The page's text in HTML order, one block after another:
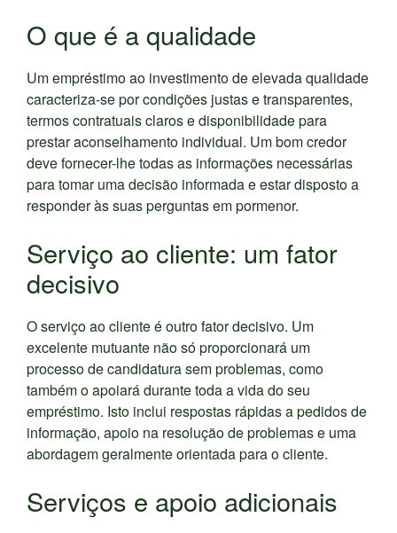
O que é a qualidade
Um empréstimo ao investimento de elevada qualidade
caracteriza-se por condições justas e transparentes,
termos contratuais claros e disponibilidade para
prestar aconselhamento individual. Um bom credor
deve fornecer-lhe todas as informações necessárias
para tomar uma decisão informada e estar disposto a
responder às suas perguntas em pormenor.
Serviço ao cliente: um fator
decisivo
O serviço ao cliente é outro fator decisivo. Um
excelente mutuante não só proporcionará um
processo de candidatura sem problemas, como
também o apoiará durante toda a vida do seu
empréstimo. Isto inclui respostas rápidas a pedidos de
informação, apoio na resolução de problemas e uma
abordagem geralmente orientada para o cliente.
Serviços e apoio adicionais